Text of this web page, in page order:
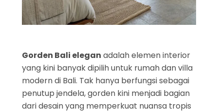
Gorden Bali elegan adalah elemen interior
yang kini banyak dipilih untuk rumah dan villa
modern di Bali. Tak hanya berfungsi sebagai
penutup jendela, gorden kini menjadi bagian
dari desain yang memperkuat nuansa tropis